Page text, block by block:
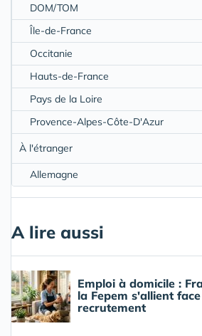
DOM/TOM
Île-de-France
Occitanie
Hauts-de-France
Pays de la Loire
Provence-Alpes-Côte-D'Azur
À l'étranger
Allemagne
A lire aussi
Emploi à domicile :
la Fepem s'allient
recrutement